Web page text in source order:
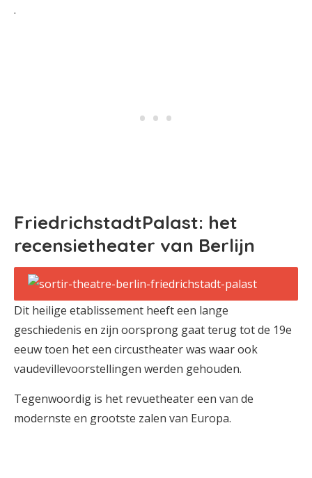
.
FriedrichstadtPalast: het
recensietheater van Berlijn
Dit heilige etablissement heeft een lange
geschiedenis en zijn oorsprong gaat terug tot de 19e
eeuw toen het een circustheater was waar ook
vaudevillevoorstellingen werden gehouden.
Tegenwoordig is het revuetheater een van de
modernste en grootste zalen van Europa.